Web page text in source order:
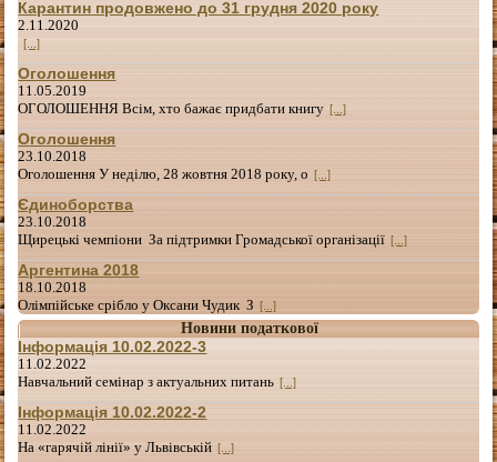
Карантин продовжено до 31 грудня 2020 року
2.11.2020
[...]
Оголошення
11.05.2019
ОГОЛОШЕННЯ Всім, хто бажає придбати книгу [...]
Оголошення
23.10.2018
Оголошення У неділю, 28 жовтня 2018 року, о [...]
Єдиноборства
23.10.2018
Щирецькі чемпіони За підтримки Громадської організації [...]
Аргентина 2018
18.10.2018
Олімпійське срібло у Оксани Чудик З [...]
Новини податкової
Інформація 10.02.2022-3
11.02.2022
Навчальний семінар з актуальних питань [...]
Інформація 10.02.2022-2
11.02.2022
На «гарячій лінії» у Львівській [...]